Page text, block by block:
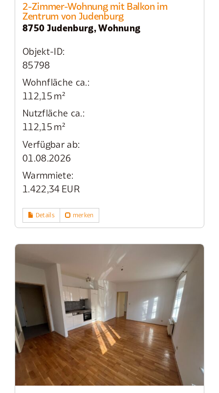
2-Zimmer-Wohnung mit Balkon im
Zentrum von Judenburg
8750 Judenburg, Wohnung
Objekt-ID:
85798
Wohnfläche ca.:
112,15 m²
Nutzfläche ca.:
112,15 m²
Verfügbar ab:
01.08.2026
Warmmiete:
1.422,34 EUR
Details merken